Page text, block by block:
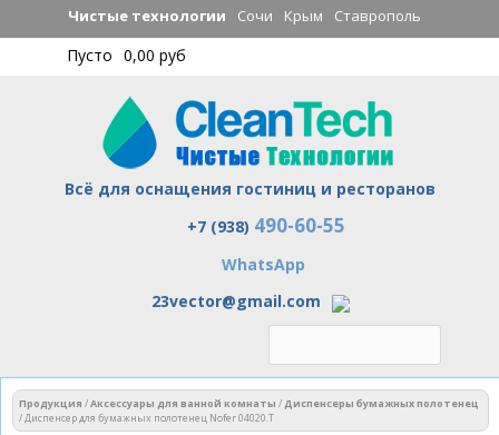
Перейти к
основному
содержанию
Чистые технологии Сочи Крым Ставрополь
Пусто 0,00 руб
Всё для оснащения гостиниц и ресторанов
Чистые технологии
+7 (938) 490-60-55
WhatsApp
23vector@gmail.com
Вы здесь
Продукция /Аксессуары для ванной комнаты /Диспенсеры бумажных полотенец
/Диспенсер для бумажных полотенец Nofer 04020.T